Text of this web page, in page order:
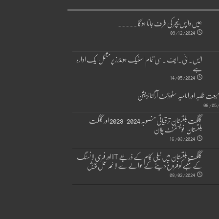
ہمیں واپس نیچر کی طرف جانا ہوگا۔۔۔۔۔
09/12/2024
ایس۔ائی۔ایف ۔سی تمام اسٹیک ہولڈرز پر مشتمل ایک ادارہ
ہے
14/05/2024
طلبہ اور امامیہ سٹوڈنٹ آرگنائزیشن
06/
گلگت بلتستان ترقیاتی منصوبہ 2024-2029 اورگلگت بلتستان انویسٹمنٹ پلان
16/03/2024
گلگت بلتستان میں ٹیلی کام کے ذریعے IT اور فری لانسنگ
کے شعبے کو فروغ دینے کے حوالے سے لائحہ عمل پیش
08/02/2024